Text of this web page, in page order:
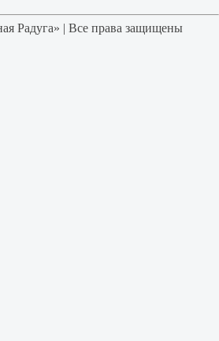
Радуга» | Все права защищены